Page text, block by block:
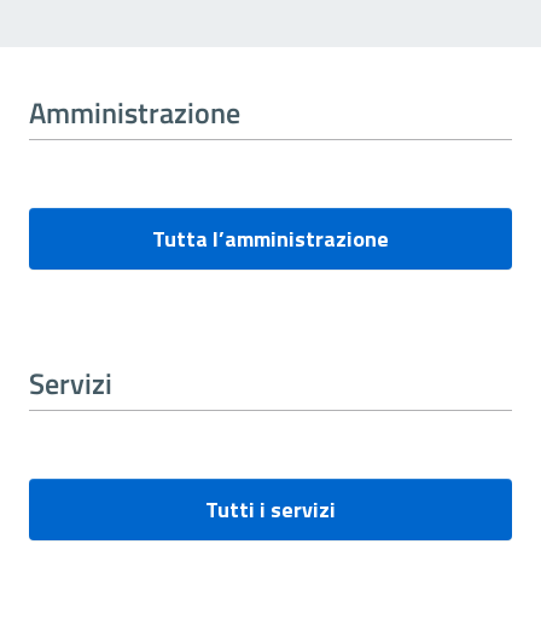
Amministrazione
Tutta l’amministrazione
Servizi
Tutti i servizi